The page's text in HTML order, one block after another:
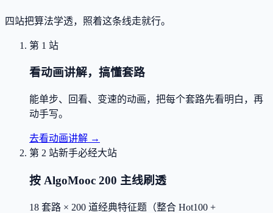
四站把算法学透，照着这条线走就行。
第 1 站
看动画讲解，搞懂套路
能单步、回看、变速的动画，把每个套路先看明白，再
动手写。
去看动画讲解 →
第 2 站新手必经大站
按 AlgoMooc 200 主线刷透
18 套路 × 200 道经典特征题（整合 Hot100 +